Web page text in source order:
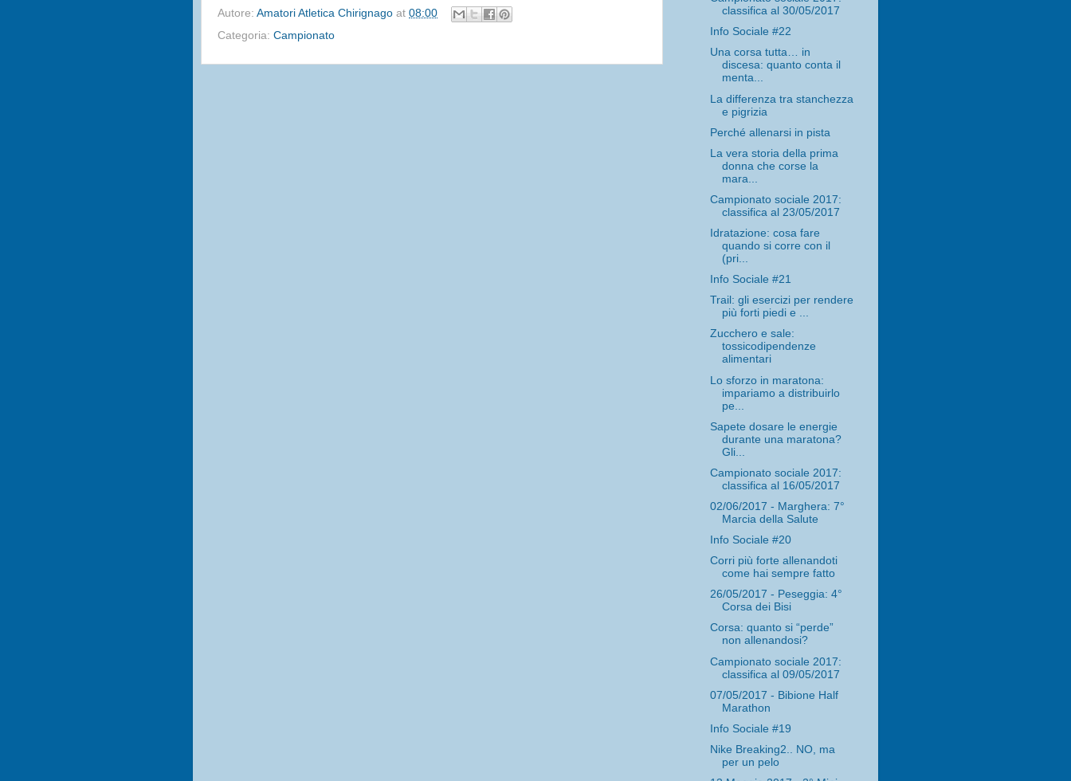
Autore: Amatori Atletica Chirignago at 08:00
Categoria: Campionato
classifica al 30/05/2017
Info Sociale #22
Una corsa tutta… in
discesa: quanto conta il
menta...
La differenza tra stanchezza
e pigrizia
Perché allenarsi in pista
La vera storia della prima
donna che corse la
mara...
Campionato sociale 2017:
classifica al 23/05/2017
Idratazione: cosa fare
quando si corre con il
(pri...
Info Sociale #21
Trail: gli esercizi per rendere
più forti piedi e ...
Zucchero e sale:
tossicodipendenze
alimentari
Lo sforzo in maratona:
impariamo a distribuirlo
pe...
Sapete dosare le energie
durante una maratona?
Gli...
Campionato sociale 2017:
classifica al 16/05/2017
02/06/2017 - Marghera: 7°
Marcia della Salute
Info Sociale #20
Corri più forte allenandoti
come hai sempre fatto
26/05/2017 - Peseggia: 4°
Corsa dei Bisi
Corsa: quanto si “perde”
non allenandosi?
Campionato sociale 2017:
classifica al 09/05/2017
07/05/2017 - Bibione Half
Marathon
Info Sociale #19
Nike Breaking2.. NO, ma
per un pelo